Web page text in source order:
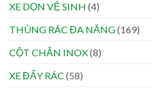
XE DỌN VỆ SINH (4)
THÙNG RÁC ĐA NĂNG(169)
CỘT CHẮN INOX(8)
XE ĐẨY RÁC (58)